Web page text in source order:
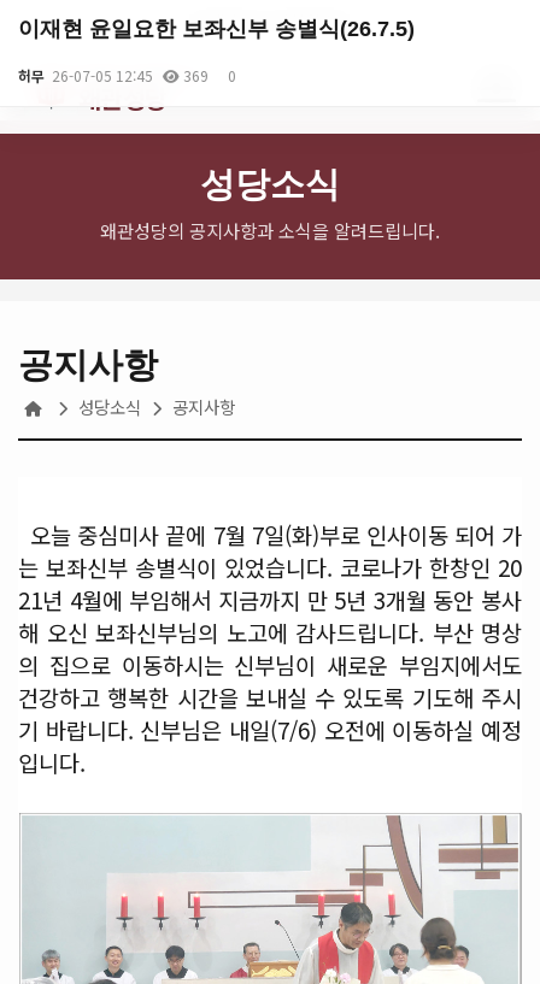
English로그인회원가입
천주교 대구대교구
성당소식
왜관성당의 공지사항과 소식을 알려드립니다.
공지사항
성당소식 공지사항
이재현 윤일요한 보좌신부 송별식(26.7.5)
허무 26-07-05 12:45 369 0
본문
오늘 중심미사 끝에 7월 7일(화)부로 인사이동 되어 가
는 보좌신부 송별식이 있었습니다. 코로나가 한창인 20
21년 4월에 부임해서 지금까지 만 5년 3개월 동안 봉사
해 오신 보좌신부님의 노고에 감사드립니다. 부산 명상
의 집으로 이동하시는 신부님이 새로운 부임지에서도
건강하고 행복한 시간을 보내실 수 있도록 기도해 주시
기 바랍니다. 신부님은 내일(7/6) 오전에 이동하실 예정
입니다.